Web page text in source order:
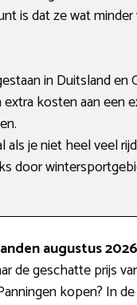
is dat ze wat minder
in Duitsland en
extra kosten aan een
als je niet heel veel
door
augustus
de geschatte prijs
kopen? In